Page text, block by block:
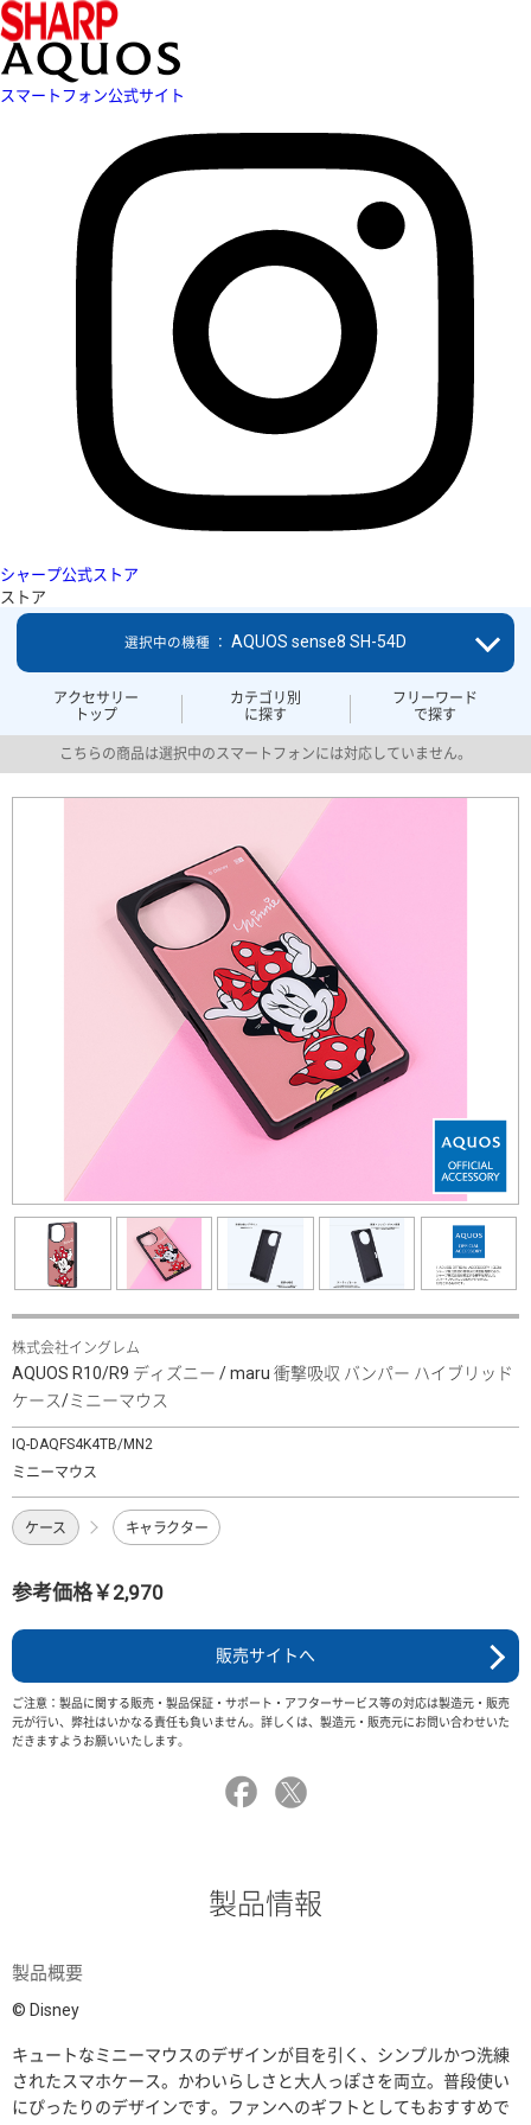
スマートフォン公式サイト
シャープ公式ストア
ストア
アクセサリー
トップ
カテゴリ別
に探す
フリーワード
で探す
選択中の機種 ： AQUOS sense8 SH-54D
こちらの商品は選択中のスマートフォンには対応していません。
株式会社イングレム
AQUOS R10/R9 ディズニー / maru 衝撃吸収 バンパー ハイブリッド
ケース/ミニーマウス
IQ-DAQFS4K4TB/MN2
ミニーマウス
ケース キャラクター
参考価格￥2,970
販売サイトへ
ご注意：製品に関する販売・製品保証・サポート・アフターサービス等の対応は製造元・販売
元が行い、弊社はいかなる責任も負いません。詳しくは、製造元・販売元にお問い合わせいた
だきますようお願いいたします。
製品情報
製品概要
© Disney
キュートなミニーマウスのデザインが目を引く、シンプルかつ洗練
されたスマホケース。かわいらしさと大人っぽさを両立。普段使い
にぴったりのデザインです。ファンへのギフトとしてもおすすめで